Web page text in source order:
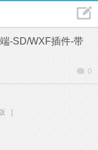
-SD/WXF插件-带
0